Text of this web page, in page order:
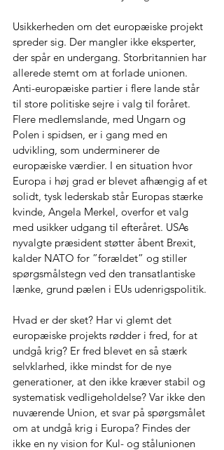
Usikkerheden om det europæiske projekt
spreder sig. Der mangler ikke eksperter,
der spår en undergang. Storbritannien har
allerede stemt om at forlade unionen.
Anti-europæiske partier i flere lande står
til store politiske sejre i valg til foråret.
Flere medlemslande, med Ungarn og
Polen i spidsen, er i gang med en
udvikling, som underminerer de
europæiske værdier. I en situation hvor
Europa i høj grad er blevet afhængig af et
solidt, tysk lederskab står Europas stærke
kvinde, Angela Merkel, overfor et valg
med usikker udgang til efteråret. USAs
nyvalgte præsident støtter åbent Brexit,
kalder NATO for ”forældet” og stiller
spørgsmålstegn ved den transatlantiske
lænke, grund pælen i EUs udenrigspolitik.
Hvad er der sket? Har vi glemt det
europæiske projekts rødder i fred, for at
undgå krig? Er fred blevet en så stærk
selvklarhed, ikke mindst for de nye
generationer, at den ikke kræver stabil og
systematisk vedligeholdelse? Var ikke den
nuværende Union, et svar på spørgsmålet
om at undgå krig i Europa? Findes der
ikke en ny vision for Kul- og stålunionen